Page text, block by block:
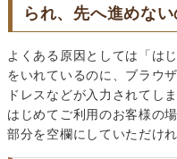
られ、先へ進めない
よくある原因としては「は
をいれているのに、ブラウ
ドレスなどが入力されてし
はじめてご利用のお客様の
部分を空欄にしていただけれ